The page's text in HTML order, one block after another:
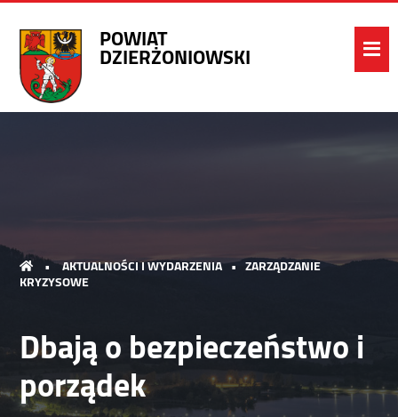
POWIAT
DZIERŻONIOWSKI
• AKTUALNOŚCI I WYDARZENIA • ZARZĄDZANIE
KRYZYSOWE
Dbają o bezpieczeństwo i
porządek